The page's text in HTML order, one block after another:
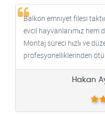
Balkon emniyet filesi
evcil hayvanlarımız hem
Montaj süreci hızlı ve
profesyonelliklerinden
Hakan